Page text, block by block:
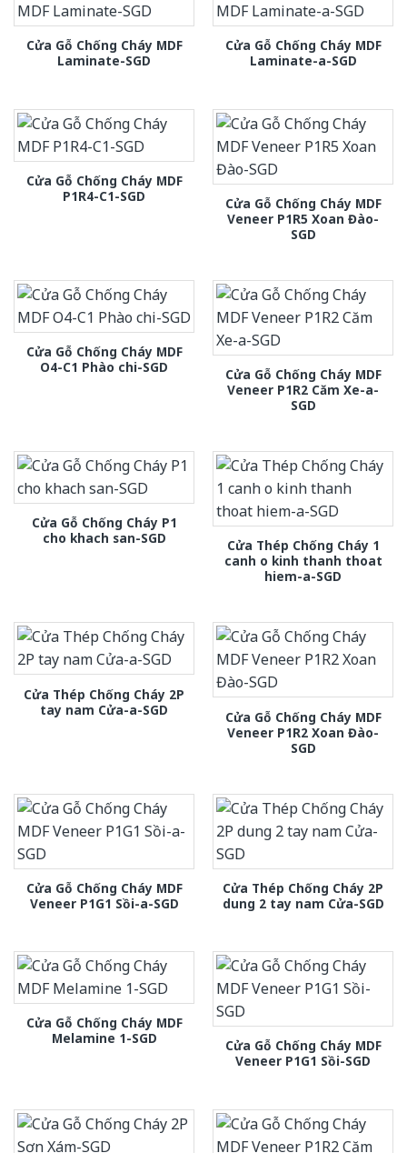
Cửa Gỗ Chống Cháy MDF
Laminate-SGD
Cửa Gỗ Chống Cháy MDF
Laminate-a-SGD
Cửa Gỗ Chống Cháy MDF
P1R4-C1-SGD
Cửa Gỗ Chống Cháy MDF
Veneer P1R5 Xoan Đào-
SGD
Cửa Gỗ Chống Cháy MDF
O4-C1 Phào chi-SGD
Cửa Gỗ Chống Cháy MDF
Veneer P1R2 Căm Xe-a-
SGD
Cửa Gỗ Chống Cháy P1
cho khach san-SGD
Cửa Thép Chống Cháy 1
canh o kinh thanh thoat
hiem-a-SGD
Cửa Thép Chống Cháy 2P
tay nam Cửa-a-SGD
Cửa Gỗ Chống Cháy MDF
Veneer P1R2 Xoan Đào-
SGD
Cửa Gỗ Chống Cháy MDF
Veneer P1G1 Sồi-a-SGD
Cửa Thép Chống Cháy 2P
dung 2 tay nam Cửa-SGD
Cửa Gỗ Chống Cháy MDF
Melamine 1-SGD
Cửa Gỗ Chống Cháy MDF
Veneer P1G1 Sồi-SGD